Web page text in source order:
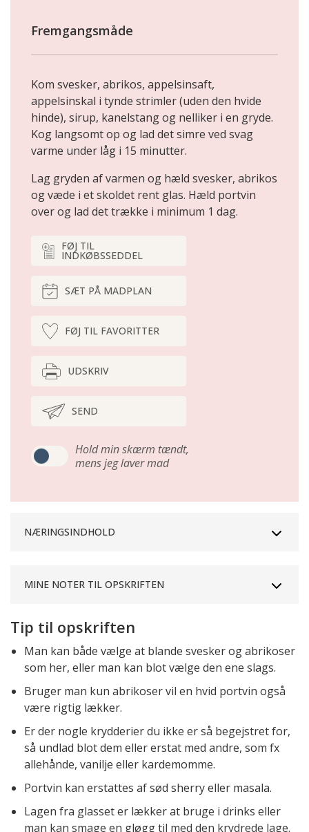
Fremgangsmåde
Kom svesker, abrikos, appelsinsaft,
appelsinskal i tynde strimler (uden den hvide
hinde), sirup, kanelstang og nelliker i en gryde.
Kog langsomt op og lad det simre ved svag
varme under låg i 15 minutter.
Lag gryden af varmen og hæld svesker, abrikos
og væde i et skoldet rent glas. Hæld portvin
over og lad det trække i minimum 1 dag.
FØJ TIL
INDKØBSSEDDEL
SÆT PÅ MADPLAN
FØJ TIL FAVORITTER
UDSKRIV
SEND
Hold min skærm tændt,
mens jeg laver mad
NÆRINGSINDHOLD
MINE NOTER TIL OPSKRIFTEN
Tip til opskriften
Man kan både vælge at blande svesker og abrikoser
som her, eller man kan blot vælge den ene slags.
Bruger man kun abrikoser vil en hvid portvin også
være rigtig lækker.
Er der nogle krydderier du ikke er så begejstret for,
så undlad blot dem eller erstat med andre, som fx
allehånde, vanilje eller kardemomme.
Portvin kan erstattes af sød sherry eller masala.
Lagen fra glasset er lækker at bruge i drinks eller
man kan smage en gløgg til med den krydrede lage.